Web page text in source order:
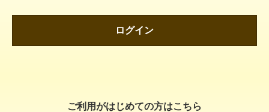
ログイン
ご利用がはじめての方はこちら